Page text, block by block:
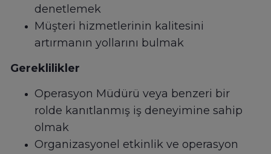
denetlemek
Müşteri hizmetlerinin kalitesini
artırmanın yollarını bulmak
Gereklilikler
Operasyon Müdürü veya benzeri bir
rolde kanıtlanmış iş deneyimine sahip
olmak
Organizasyonel etkinlik ve operasyon